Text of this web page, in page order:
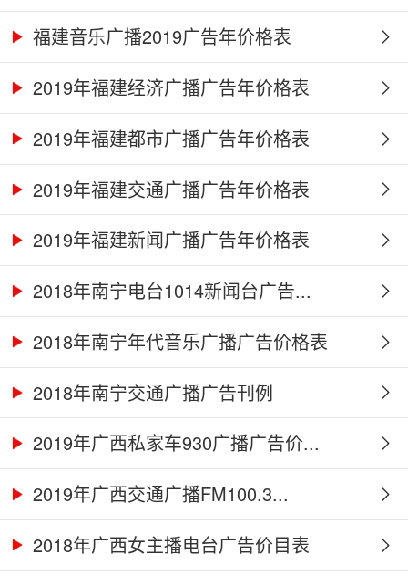
福建音乐广播2019广告年价格表
2019年福建经济广播广告年价格表
2019年福建都市广播广告年价格表
2019年福建交通广播广告年价格表
2019年福建新闻广播广告年价格表
2018年南宁电台1014新闻台广告...
2018年南宁年代音乐广播广告价格表
2018年南宁交通广播广告刊例
2019年广西私家车930广播广告价...
2019年广西交通广播FM100.3...
2018年广西女主播电台广告价目表